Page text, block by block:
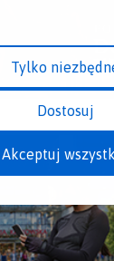
Tylko
Dostosuj
Akceptuj